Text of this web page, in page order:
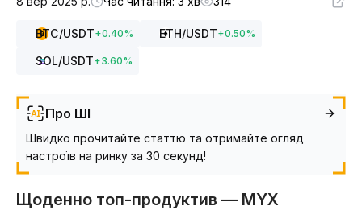
BTC/USDT+0.40% ETH/USDT+0.50%
SOL/USDT+3.60%
Про ШІ
Швидко прочитайте статтю та отримайте огляд
настроїв на ринку за 30 секунд!
Щоденно топ-продуктив — MYX